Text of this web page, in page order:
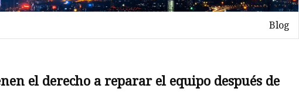
tipo fijo
Blog
el derecho a reparar el equipo después de